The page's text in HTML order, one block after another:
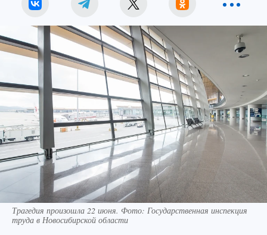
Трагедия произошла 22 июня. Фото: Государственная инспекция
труда в Новосибирской области